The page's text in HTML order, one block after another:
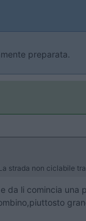
preparata.
strada non ciclabile
da li comincia